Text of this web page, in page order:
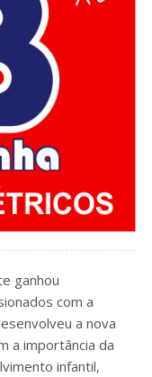
ganhou
com a
a nova
a importância da
infantil,